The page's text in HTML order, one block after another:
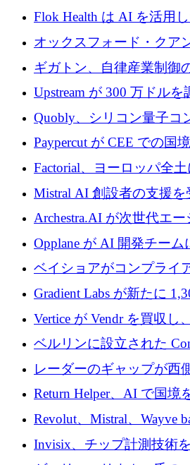
ムを最前線に近づけるた
Flok Health は AI を活用
ットフォームの成長に
オックスフォード・クア
が「成人向け」2億6,000
ラウンドを獲得
ギガトン、自律産業制御
ルを調達
Upstream が 300 万ドルを
Xavier Niel が支援する共
げる
Quobly、シリコン量子コ
商用化のためにシリーズ
ーロを調達
Paypercut が CEE での国
拡大するために 500 万ユ
Factorial、ヨーロッパ全
億ドルの評価額で1億
Mistral AI 創設者の支援を
がエンジニアリング向け
600 万ユーロのプレシー
Archestra.AI が次世代エ
ースを実現するために
Opplane が AI 開発チー
たらすために 450 万ユー
ベイショアがコンプライ
ド化するために800万ド
Gradient Labs が新たに
Vertice が Vendr を買収し
インテリジェンス プラッ
ベルリンに設立された
に買収される
レーダーのギャップが西
そしてベルリンのチップ
れを埋める
Return Helper、AI で国境
の返品を利益に変えるシ
ルを調達
Revolut、Mistral、Wayve
Europe」キャンペーン
Invisix、チップ計測技術